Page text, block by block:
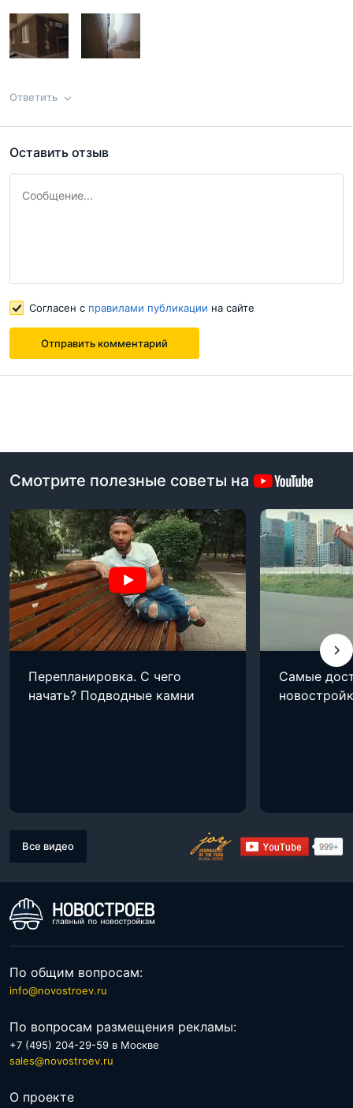
Согласен с правилами публикации
Отправить комментарий
Ответить
Ответ на отзыв
правилами публикации
Отправить комментарий
Оставить отзыв
Согласен с правилами публикации на сайте
Отправить комментарий
Смотрите полезные советы на
Перепланировка. С чего
начать? Подводные камни
Самые
Все видео
По общим вопросам:
info@novostroev.ru
По вопросам размещения рекламы:
+7 (495) 204-29-59 в Москве
sales@novostroev.ru
О проекте